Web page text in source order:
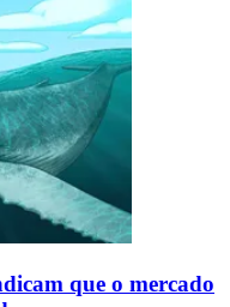
que o mercado